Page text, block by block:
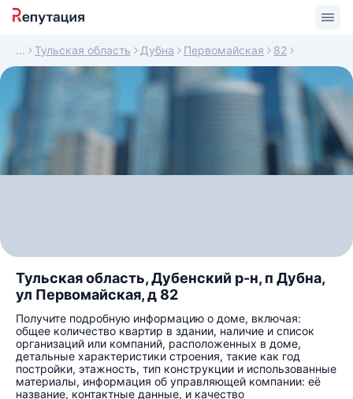
Тульская область Дубна Первомайская 82
Тульская область, Дубенский р-н, п Дубна,
ул Первомайская, д 82
Получите подробную информацию о доме, включая:
общее количество квартир в здании, наличие и список
организаций или компаний, расположенных в доме,
детальные характеристики строения, такие как год
постройки, этажность, тип конструкции и использованные
материалы, информация об управляющей компании: её
название, контактные данные, и качество